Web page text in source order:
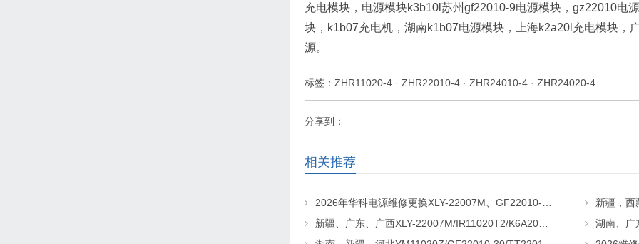
充电模块，电源模块k3b10l苏州gf22010-9电源模块，gz22010电
块，k1b07充电机，湖南k1b07电源模块，上海k2a20l充电模块，
源。
标签： ZHR11020-4 · ZHR22010-4 · ZHR24010-4 · ZHR24020-4
分享到：
相关推荐